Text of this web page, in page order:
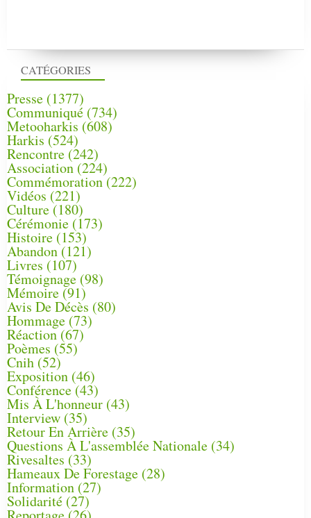
CATÉGORIES
Presse (1377)
Communiqué (734)
Metooharkis (608)
Harkis (524)
Rencontre (242)
Association (224)
Commémoration(222)
Vidéos (221)
Culture(180)
Cérémonie (173)
Histoire (153)
Abandon(121)
Livres (107)
Témoignage (98)
Mémoire (91)
Avis De Décès (80)
Hommage (73)
Réaction(67)
Poèmes (55)
Cnih (52)
Exposition (46)
Conférence(43)
Mis À L'honneur (43)
Interview (35)
Retour En Arrière (35)
Questions À L'assemblée Nationale (34)
Rivesaltes (33)
Hameaux De Forestage (28)
Information (27)
Solidarité (27)